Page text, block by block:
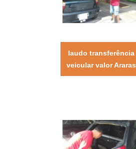
laudo transferência
veicular valor Araras